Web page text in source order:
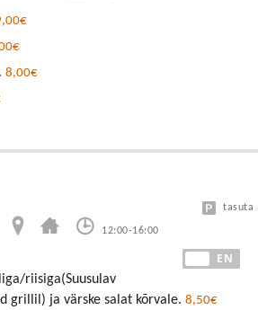
8,00€
12:00-16:00
tasuta
EN
riisiga(Suusulav
grillil) ja värske salat kõrvale. 8,50€